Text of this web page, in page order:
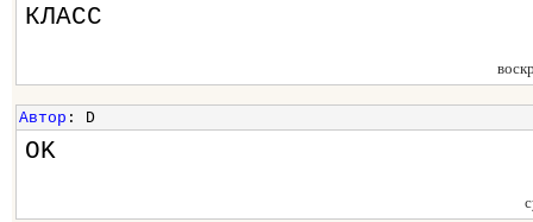
КЛАСС
Автор : D
OK